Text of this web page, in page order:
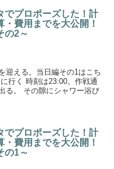
でプロポーズした！計
・費用までを大公開！
の2～
迎える。当日編その1はこち
行く 時刻は23:00。作戦通
る。 その隙にシャワー浴び
でプロポーズした！計
・費用までを大公開！
の1～